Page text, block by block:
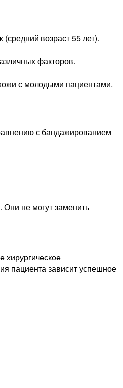
возраст 55 лет).
факторов.
с молодыми пациентами.
с бандажированием
не могут заменить
хирургическое
пациента зависит успешное